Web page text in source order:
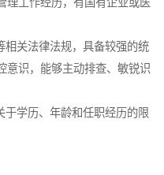
相关法律法规，具备较强的统
意识，能够主动排查、敏锐识
于学历、年龄和任职经历的限